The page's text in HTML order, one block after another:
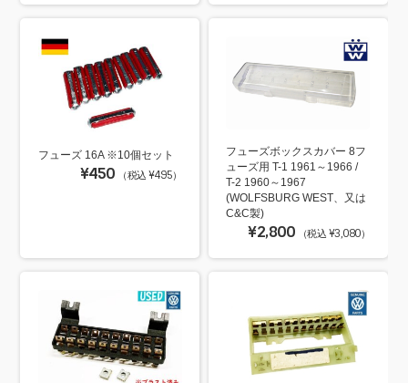
フューズ 16A ※10個セット
¥450 （税込 ¥495）
フューズボックスカバー 8フ
ューズ用 T-1 1961～1966 /
T-2 1960～1967
(WOLFSBURG WEST、又は
C&C製)
¥2,800 （税込 ¥3,080）